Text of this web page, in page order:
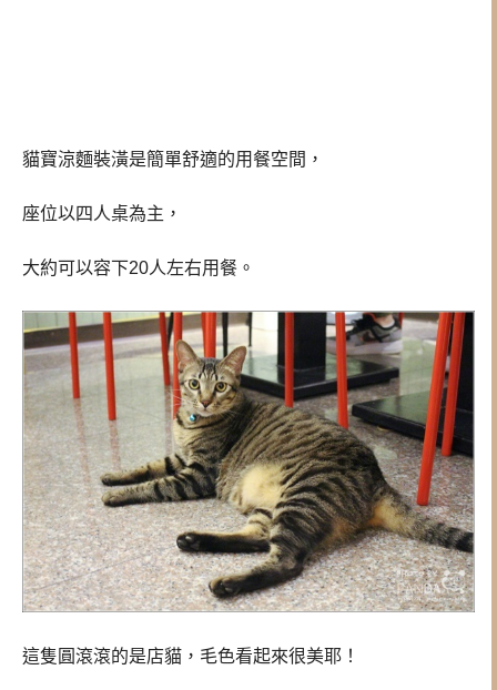
貓寶涼麵裝潢是簡單舒適的用餐空間，
座位以四人桌為主，
大約可以容下20人左右用餐。
這隻圓滾滾的是店貓，毛色看起來很美耶！